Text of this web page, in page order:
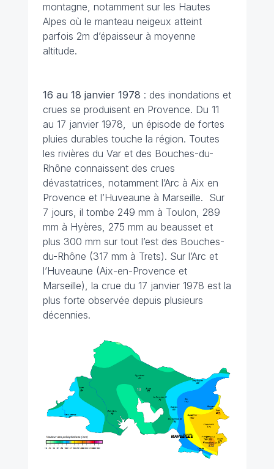
montagne, notamment sur les Hautes
Alpes où le manteau neigeux atteint
parfois 2m d’épaisseur à moyenne
altitude.
16 au 18 janvier 1978 : des inondations et
crues se produisent en Provence. Du 11
au 17 janvier 1978, un épisode de fortes
pluies durables touche la région. Toutes
les rivières du Var et des Bouches-du-
Rhône connaissent des crues
dévastatrices, notamment l’Arc à Aix en
Provence et l’Huveaune à Marseille. Sur
7 jours, il tombe 249 mm à Toulon, 289
mm à Hyères, 275 mm au beausset et
plus 300 mm sur tout l’est des Bouches-
du-Rhône (317 mm à Trets). Sur l’Arc et
l’Huveaune (Aix-en-Provence et
Marseille), la crue du 17 janvier 1978 est la
plus forte observée depuis plusieurs
décennies.